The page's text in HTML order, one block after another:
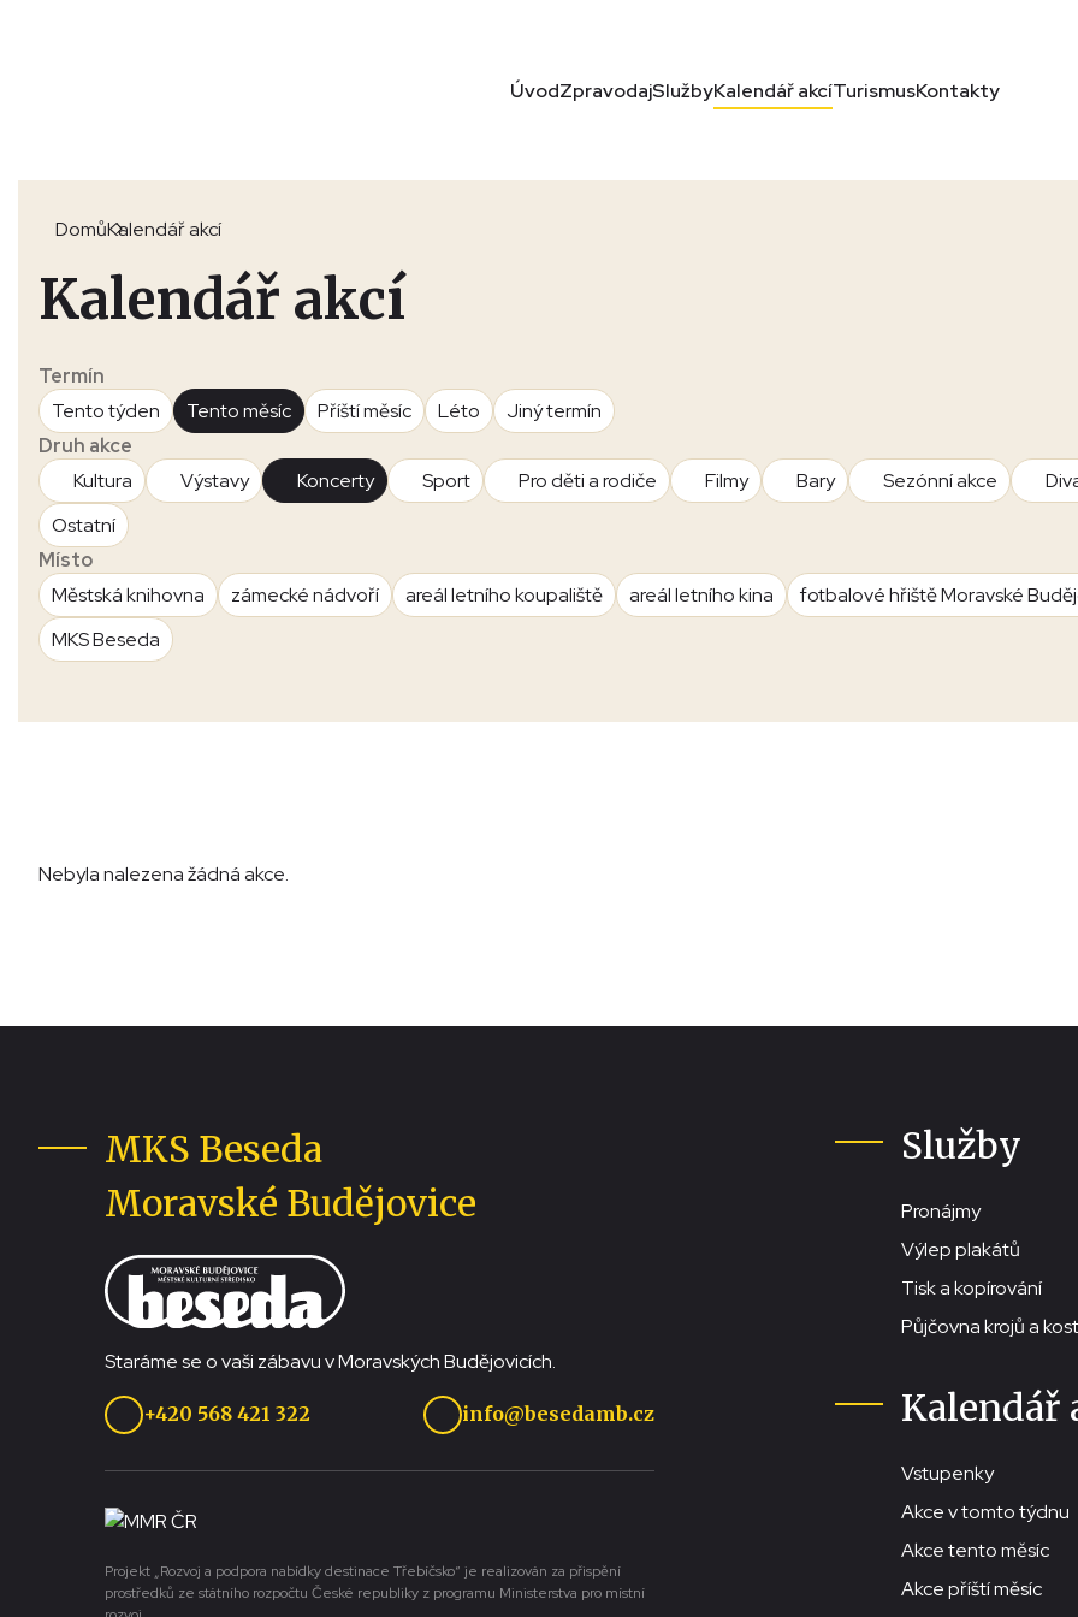
ÚvodZpravodajSlužbyKalendář akcíTurismusKontakty
DomůKalendář akcí
Kalendář akcí
Termín
Tento týden
Tento měsíc Příští měsíc Léto
Jiný termín
Druh akce
Kultura
Výstavy Koncerty Sport Pro děti a rodiče Filmy Bary Sezónní akce
Ostatní
Místo
Městská knihovna
zámecké nádvoří areál letního koupaliště areál letního kina
fotbalové hřiště Moravské
MKS Beseda
Nebyla nalezena žádná akce.
MKS Beseda
Moravské Budějovice
Staráme se o vaši zábavu v Moravských Budějovicích.
+420 568 421 322 info@besedamb.cz
Projekt „Rozvoj a podpora nabídky destinace Třebíčsko“ je realizován za přispění
prostředků ze státního rozpočtu České republiky z programu Ministerstva pro místní
Služby
Pronájmy
Výlep plakátů
Tisk a kopírování
Půjčovna krojů a
Kalendář
Vstupenky
Akce v tomto týdnu
Akce tento měsíc
Akce příští měsíc